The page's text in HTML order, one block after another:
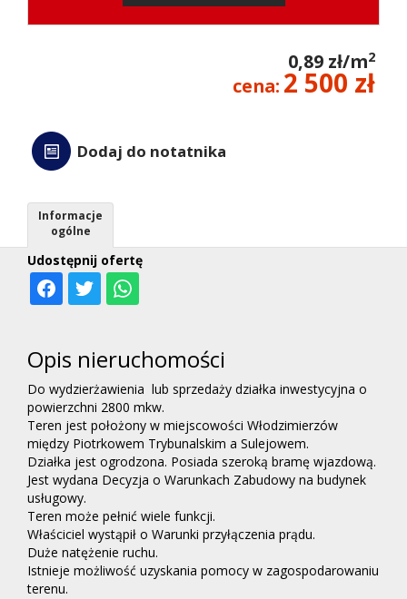
kredyt
0,89 zł/m2
cena: 2 500 zł
Dodaj do notatnika
Udostępnij ofertę
Informacje
ogólne
Opis nieruchomości
Do wydzierżawienia lub sprzedaży działka inwestycyjna o
powierzchni 2800 mkw.
Teren jest położony w miejscowości Włodzimierzów
między Piotrkowem Trybunalskim a Sulejowem.
Działka jest ogrodzona. Posiada szeroką bramę wjazdową.
Jest wydana Decyzja o Warunkach Zabudowy na budynek
usługowy.
Teren może pełnić wiele funkcji.
Właściciel wystąpił o Warunki przyłączenia prądu.
Duże natężenie ruchu.
Istnieje możliwość uzyskania pomocy w zagospodarowaniu
terenu.